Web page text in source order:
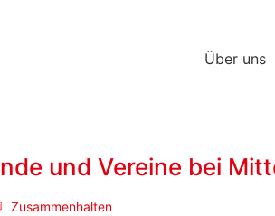
Über uns
und Vereine bei
Zusammenhalten